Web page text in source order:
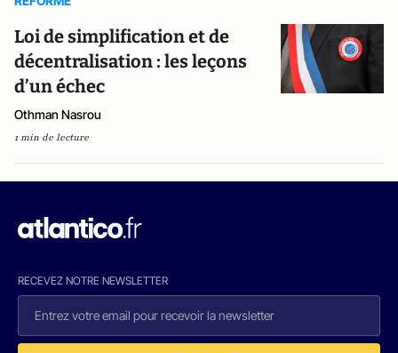
Loi de simplification et de
décentralisation : les leçons
d’un échec
Othman Nasrou
1 min de lecture
RECEVEZ NOTRE NEWSLETTER